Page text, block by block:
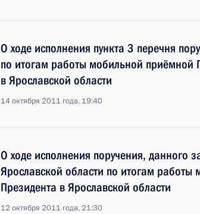
О ходе исполнения пункта 3 перечня
по итогам работы мобильной приёмной
в Ярославской области
14 октября 2011 года, 19:40
О ходе исполнения поручения, данного
Ярославской области по итогам
Президента в Ярославской области
12 октября 2011 года, 21:30